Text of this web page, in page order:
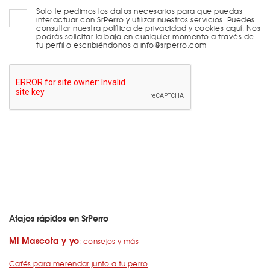
Solo te pedimos los datos necesarios para que puedas
interactuar con SrPerro y utilizar nuestros servicios. Puedes
consultar nuestra política de privacidad y cookies aquí. Nos
podrás solicitar la baja en cualquier momento a través de
tu perfil o escribiéndonos a info@srperro.com
Atajos rápidos en SrPerro
Mi Mascota y yo: consejos y más
Cafés para merendar junto a tu perro